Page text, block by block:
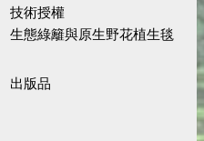
技術授權
生態綠籬與原生野花植生毯
出版品